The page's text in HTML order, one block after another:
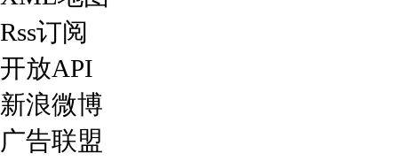
Rss订阅
开放API
新浪微博
广告联盟